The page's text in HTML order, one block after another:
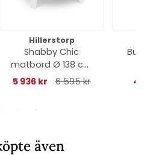
Hillerstorp
Shabby Chic
matbord Ø 138 cm
- grå/vit
5 936 kr 6 595 kr
även